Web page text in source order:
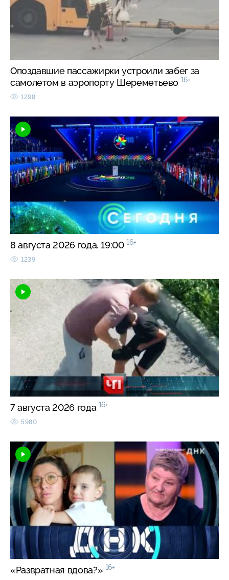
Опоздавшие пассажирки устроили забег за
самолетом в аэропорту Шереметьево 16+
1298
8 августа 2026 года. 19:00 16+
1239
7 августа 2026 года 16+
5980
«Развратная вдова?» 16+